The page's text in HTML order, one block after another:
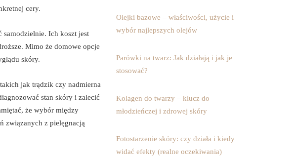
cery.
samodzielnie. Ich koszt jest
Mimo że domowe opcje
skóry.
jak trądzik czy nadmierna
stan skóry i zalecić
że wybór między
związanych z pielęgnacją
Olejki bazowe – właściwości, użycie i
wybór najlepszych olejów
Parówki na twarz: Jak działają i jak je
stosować?
Kolagen do twarzy – klucz do
młodzieńczej i zdrowej skóry
Fotostarzenie skóry: czy działa i kiedy
widać efekty (realne oczekiwania)